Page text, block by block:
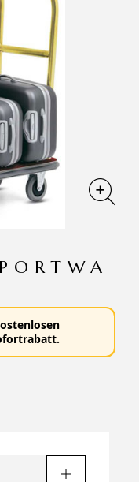
.